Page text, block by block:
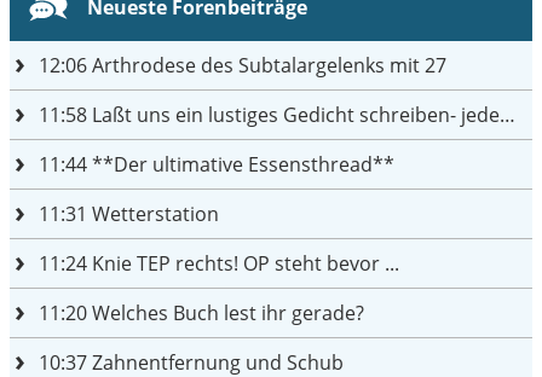
Neueste Forenbeiträge
12:06Arthrodese des Subtalargelenks mit 27
11:58 Laßt uns ein lustiges Gedicht schreiben- jeder einen Satz
11:44**Der ultimative Essensthread**
11:31 Wetterstation
11:24 Knie TEP rechts! OP steht bevor ...
11:20Welches Buch lest ihr gerade?
10:37Zahnentfernung und Schub